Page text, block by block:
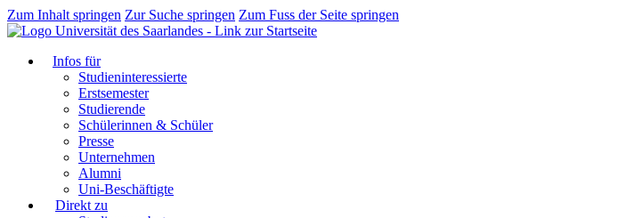
Zum Inhalt springen Zur Suche springen Zum Fuss der Seite springen
Infos für
Studieninteressierte
Erstsemester
Studierende
Schülerinnen & Schüler
Presse
Unternehmen
Alumni
Uni-Beschäftigte
Direkt zu